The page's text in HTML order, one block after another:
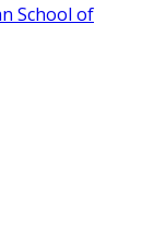
School of